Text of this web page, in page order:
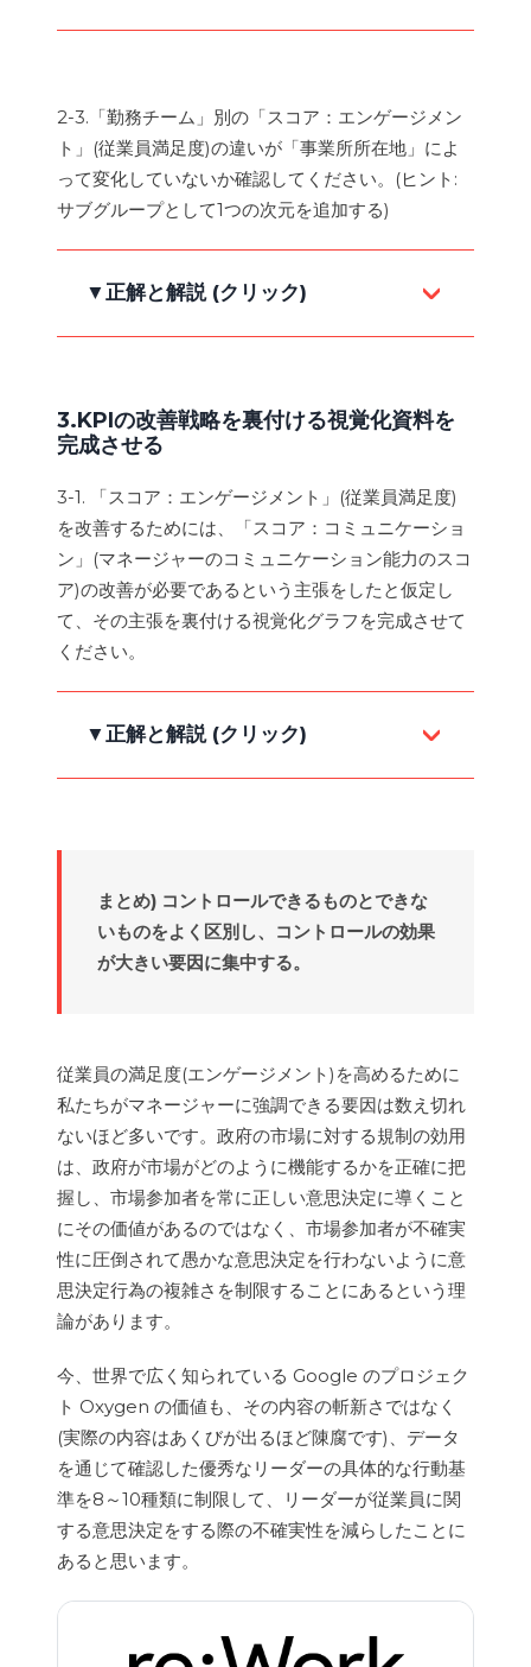
図2-1(クリックして見る)
画面上部のX軸を「勤務チーム」に変更
します。
す。
画面上部の5つのアイコンのうち左側か
ら2番目のアイコンをクリックして95%
の信頼区間を表示します。
図2-2(クリックして見る)
画面上部のY軸を「不良件数」、X軸を
「事業所所在地」に変更します。
上部の5つのアイコンの中から、一番左
のアイコンをクリックして箱ひげ図によ
2-3.「勤務チーム」別の「スコア：エンゲージメン
ト」(従業員満足度)の違いが「事業所所在地」によ
って変化していないか確認してください。(ヒント:
サブグループとして1つの次元を追加する)
▼正解と解説 (クリック)
図2-3を確認する
Y軸を「スコア：エンゲージメント」、
X軸を「事業所所在地」、サブグループ
を「勤務チーム」として選択します。
「事業所所在地」の横の並び替えのアイ
コンをクリックして降順で並び替えま
す。
3.KPIの改善戦略を裏付ける視覚化資料を
完成させる
3-1. 「スコア：エンゲージメント」(従業員満足度)
を改善するためには、「スコア：コミュニケーショ
ン」(マネージャーのコミュニケーション能力のスコ
ア)の改善が必要であるという主張をしたと仮定し
て、その主張を裏付ける視覚化グラフを完成させて
ください。
▼正解と解説 (クリック)
図3-1(クリックして見る)の
「スコア：コミュニケーション」(マネ
ージャーのコミュニケーション能力のス
コア)は元は数値型変数ですが、0～10
点、10～20点、... ... 、90～100点のよう
に区間で分割してカテゴリー型変数(性
別[男、女]、職種[開発、生産、営業]な
ど)に変換することができます。今回の
実習で使用しているツール
まとめ) コントロールできるものとできな
いものをよく区別し、コントロールの効果
が大きい要因に集中する。
従業員の満足度(エンゲージメント)を高めるために
私たちがマネージャーに強調できる要因は数え切れ
ないほど多いです。政府の市場に対する規制の効用
は、政府が市場がどのように機能するかを正確に把
握し、市場参加者を常に正しい意思決定に導くこと
にその価値があるのではなく、市場参加者が不確実
性に圧倒されて愚かな意思決定を行わないように意
思決定行為の複雑さを制限することにあるという理
論があります。
今、世界で広く知られている Google のプロジェク
ト Oxygen の価値も、その内容の斬新さではなく
(実際の内容はあくびが出るほど陳腐です)、データ
を通じて確認した優秀なリーダーの具体的な行動基
準を8～10種類に制限して、リーダーが従業員に関
する意思決定をする際の不確実性を減らしたことに
あると思います。